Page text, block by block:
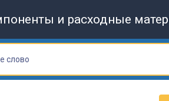
и расходные